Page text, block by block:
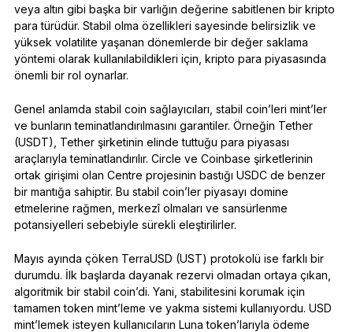
veya altın gibi başka bir varlığın değerine sabitlenen bir kripto
para türüdür. Stabil olma özellikleri sayesinde belirsizlik ve
yüksek volatilite yaşanan dönemlerde bir değer saklama
yöntemi olarak kullanılabildikleri için, kripto para piyasasında
önemli bir rol oynarlar.
Genel anlamda stabil coin sağlayıcıları, stabil coin’leri mint’ler
ve bunların teminatlandırılmasını garantiler. Örneğin Tether
(USDT), Tether şirketinin elinde tuttuğu para piyasası
araçlarıyla teminatlandırılır. Circle ve Coinbase şirketlerinin
ortak girişimi olan Centre projesinin bastığı USDC de benzer
bir mantığa sahiptir. Bu stabil coin’ler piyasayı domine
etmelerine rağmen, merkezî olmaları ve sansürlenme
potansiyelleri sebebiyle sürekli eleştirilirler.
Mayıs ayında çöken TerraUSD (UST) protokolü ise farklı bir
durumdu. İlk başlarda dayanak rezervi olmadan ortaya çıkan,
algoritmik bir stabil coin’di. Yani, stabilitesini korumak için
tamamen token mint’leme ve yakma sistemi kullanıyordu. USD
mint’lemek isteyen kullanıcıların Luna token’larıyla ödeme